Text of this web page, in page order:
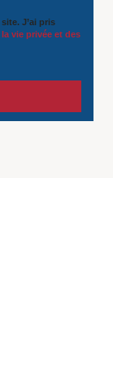
J’ai pris
vie privée et des